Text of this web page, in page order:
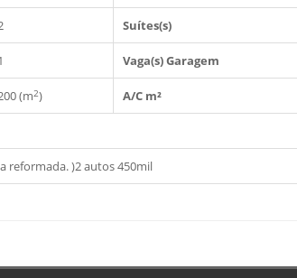
Suítes(s)
Vaga(s) Garagem
(m2) A/C m²
reformada. )2 autos 450mil